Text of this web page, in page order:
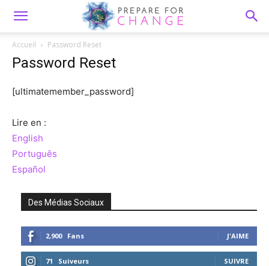
Accueil Password Reset
Password Reset
[ultimatemember_password]
Lire en :
English
Português
Español
Des Médias Sociaux
2,900 Fans J'AIME
71 Suiveurs SUIVRE